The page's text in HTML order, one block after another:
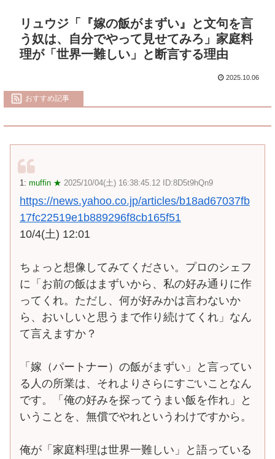
リュウジ「『嫁の飯がまずい』と文句を言
う奴は、自分でやって見せてみろ」家庭料
理が「世界一難しい」と断言する理由
2025.10.06
おすすめ記事
1: muffin ★ 2025/10/04(土) 16:38:45.12 ID:8D5t9hQn9
https://news.yahoo.co.jp/articles/b18ad67037fb
17fc22519e1b889296f8cb165f51
10/4(土) 12:01
ちょっと想像してみてください。プロのシェフ
に「お前の飯はまずいから、私の好み通りに作
ってくれ。ただし、何が好みかは言わないか
ら、おいしいと思うまで作り続けてくれ」なん
て言えますか？
「嫁（パートナー）の飯がまずい」と言ってい
る人の所業は、それよりさらにすごいことなん
です。「俺の好みを探ってうまい飯を作れ」と
いうことを、無償でやれというわけですから。
俺が「家庭料理は世界一難しい」と語っている